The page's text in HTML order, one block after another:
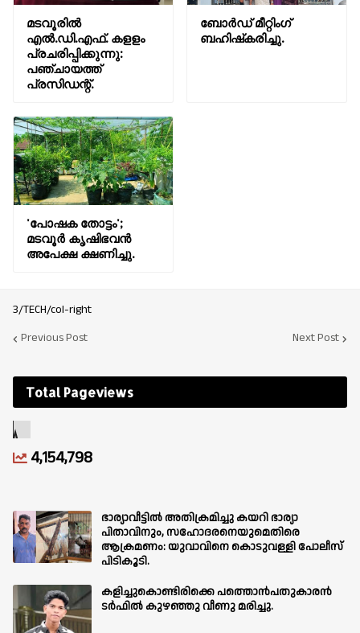
മടവൂരിൽ
എൽ.ഡി.എഫ്. കളളം
പ്രചരിപ്പിക്കുന്നു:
പഞ്ചായത്ത്‌
പ്രസിഡന്റ്.
ബോർഡ് മീറ്റിംഗ്
ബഹിഷ്‌കരിച്ചു.
'പോഷക തോട്ടം';
മടവൂർ കൃഷിഭവൻ
അപേക്ഷ ക്ഷണിച്ചു.
3/TECH/col-right
Previous Post
Next Post
Total Pageviews
4,154,798
ഭാര്യാവീട്ടിൽ അതിക്രമിച്ചു കയറി ഭാര്യാ
പിതാവിനും, സഹോദരനെയുമെതിരെ
ആക്രമണം: യുവാവിനെ കൊടുവള്ളി പോലീസ്
പിടികൂടി.
കളിച്ചുകൊണ്ടിരിക്കെ പത്തൊൻപതുകാരൻ
ടർഫിൽ കുഴഞ്ഞു വീണു മരിച്ചു.